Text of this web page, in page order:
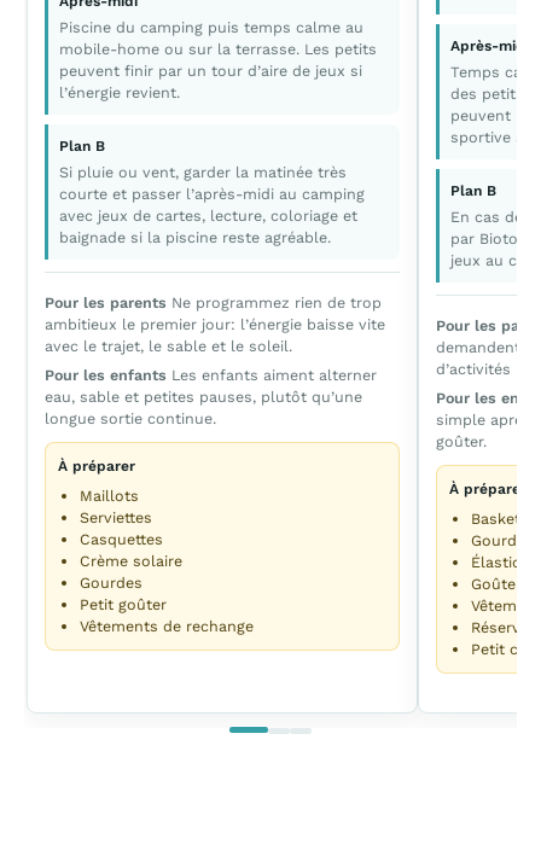
Piscine du camping puis temps calme au
mobile-home ou sur la terrasse. Les petits
peuvent finir par un tour d’aire de jeux si
l’énergie revient.
Plan B
Si pluie ou vent, garder la matinée très
courte et passer l’après-midi au camping
avec jeux de cartes, lecture, coloriage et
baignade si la piscine reste agréable.
Pour les parents Ne programmez rien de trop
ambitieux le premier jour: l’énergie baisse vite
avec le trajet, le sable et le soleil.
Pour les enfants Les enfants aiment alterner
eau, sable et petites pauses, plutôt qu’une
longue sortie continue.
À préparer
Maillots
Serviettes
Casquettes
Crème solaire
Gourdes
Petit goûter
Vêtements de rechange
Après-midi
Temps
des petits,
peuvent
sportive
Plan B
En cas de
par
jeux au
Pour les
demandent
d’activités
Pour les
simple après
goûter.
À préparer
Baskets
Gourdes
Goûter
Petit